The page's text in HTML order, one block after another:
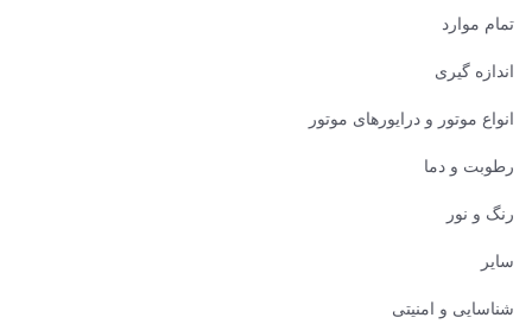
تمام موارد
اندازه گیری
انواع موتور و درایورهای موتور
رطوبت و دما
رنگ و نور
سایر
شناسایی و امنیتی